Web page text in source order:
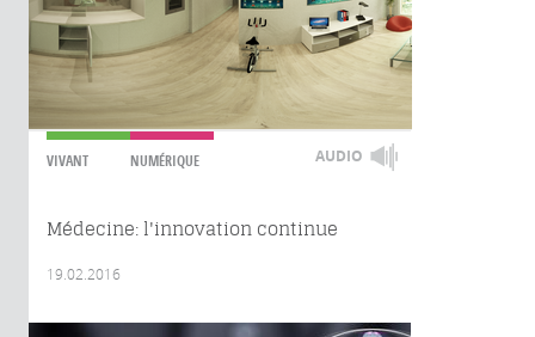
VIVANT NUMÉRIQUE AUDIO
Médecine: l'innovation continue
19.02.2016